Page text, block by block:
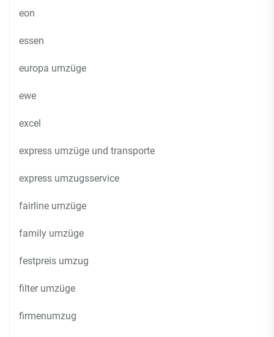
eon
essen
europa umzüge
ewe
excel
express umzüge und transporte
express umzugsservice
fairline umzüge
family umzüge
festpreis umzug
filter umzüge
firmenumzug